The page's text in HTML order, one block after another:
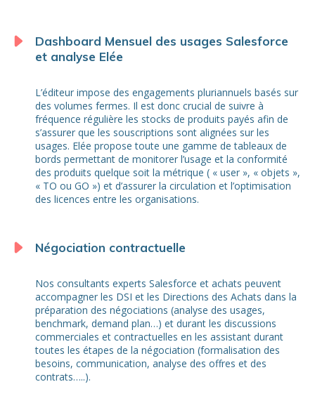
Dashboard Mensuel des usages Salesforce
et analyse Elée
L’éditeur impose des engagements pluriannuels basés sur
des volumes fermes. Il est donc crucial de suivre à
fréquence régulière les stocks de produits payés afin de
s’assurer que les souscriptions sont alignées sur les
usages. Elée propose toute une gamme de tableaux de
bords permettant de monitorer l’usage et la conformité
des produits quelque soit la métrique ( « user », « objets »,
« TO ou GO ») et d’assurer la circulation et l’optimisation
des licences entre les organisations.
Négociation contractuelle
Nos consultants experts Salesforce et achats peuvent
accompagner les DSI et les Directions des Achats dans la
préparation des négociations (analyse des usages,
benchmark, demand plan…) et durant les discussions
commerciales et contractuelles en les assistant durant
toutes les étapes de la négociation (formalisation des
besoins, communication, analyse des offres et des
contrats…..).